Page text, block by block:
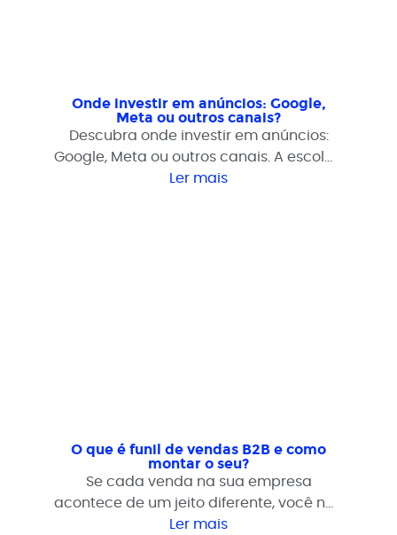
Onde investir em anúncios: Google,
Meta ou outros canais?
Descubra onde investir em anúncios:
Google, Meta ou outros canais. A escolha
depende do seu objetivo, público e
Ler mais
O que é funil de vendas B2B e como
montar o seu?
Se cada venda na sua empresa
acontece de um jeito diferente, você não
tem um processo tem sorte. O funil de
Ler mais